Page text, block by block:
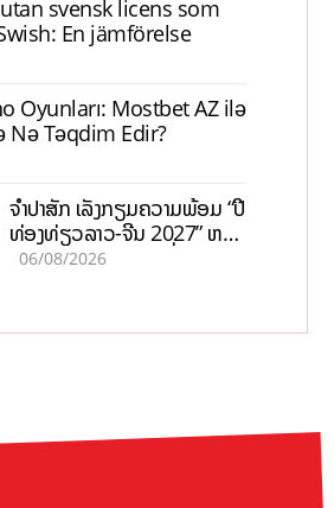
svensk licens som
En jämförelse
Oyunları: Mostbet AZ ilə
Nə Təqdim Edir?
ຈຳປາສັກ ເລັ່ງກຽມຄວາມພ້ອມ “ປີ
ທ່ອງທ່ຽວລາວ-ຈີນ 2027” ຫວັງ
ກະຕຸ້ນເສດຖະກິດທ້ອງຖິ່ນ
06/08/2026